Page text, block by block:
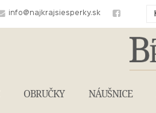
info@najkrajsiesperky.sk
OBRUČKY NÁUŠNICE